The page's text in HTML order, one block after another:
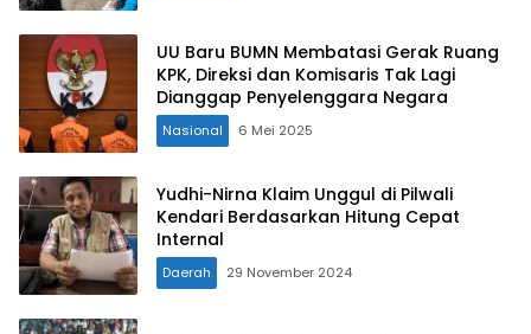
UU Baru BUMN Membatasi Gerak Ruang
KPK, Direksi dan Komisaris Tak Lagi
Dianggap Penyelenggara Negara
Nasional 6 Mei 2025
Yudhi-Nirna Klaim Unggul di Pilwali
Kendari Berdasarkan Hitung Cepat
Internal
Daerah 29 November 2024